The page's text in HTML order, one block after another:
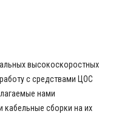
высокоскоростных
с средствами ЦОС
нами
кабельные сборки на их